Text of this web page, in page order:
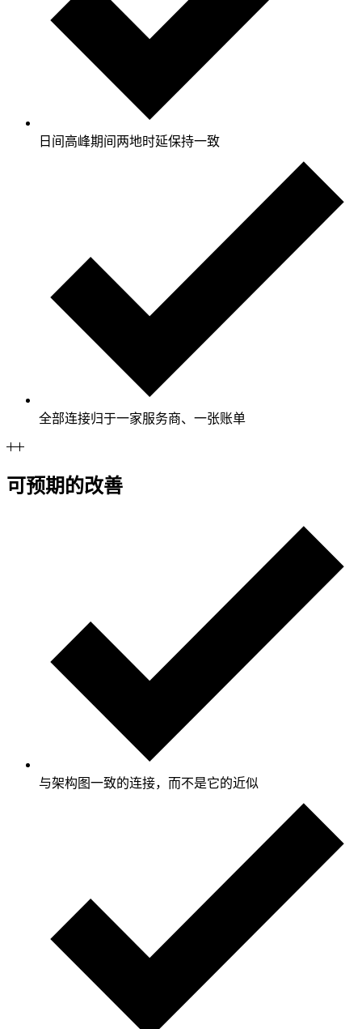
日间高峰期间两地时延保持一致
全部连接归于一家服务商、一张账单
可预期的改善
与架构图一致的连接，而不是它的近似